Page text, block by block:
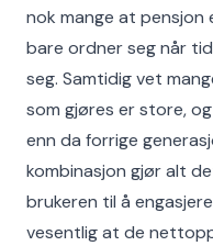
nok mange at
bare ordner seg når
seg. Samtidig vet
som gjøres er store,
enn da forrige
kombinasjon gjør alt
brukeren til å
vesentlig at de